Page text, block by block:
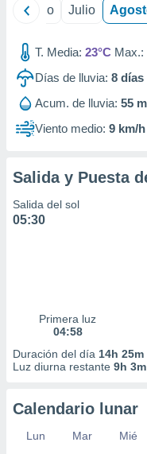
Junio Julio
T. Media: 23°C Max.:
Días de lluvia: 8 días
Acum. de lluvia: 55
Viento medio: 9 km/h
Salida y Puesta
Salida del sol
05:30
Primera luz
04:58
Duración del día 14h 25m
Luz diurna restante 9h 3m
Calendario lunar
Lun Mar Mié